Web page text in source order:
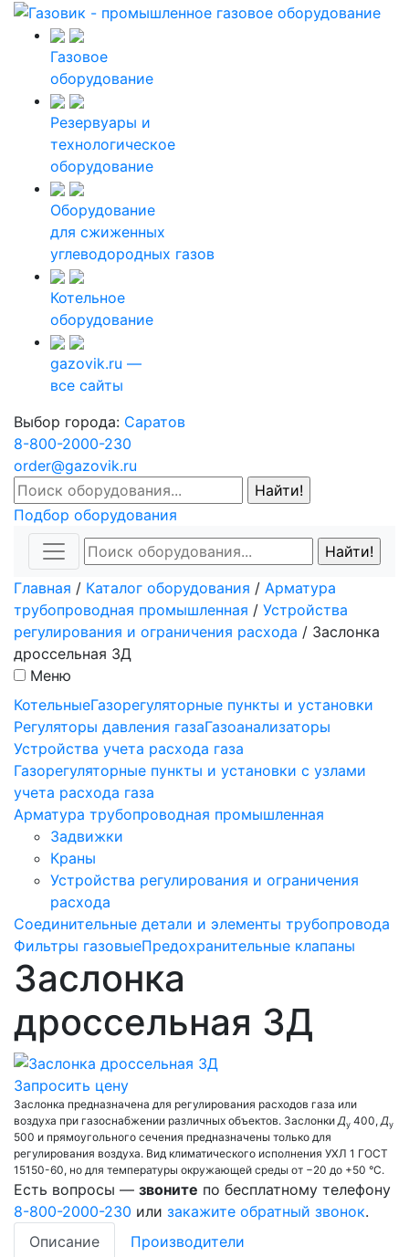
Газовое
оборудование
Резервуары и
технологическое
оборудование
Оборудование
для сжиженных
углеводородных газов
Котельное
оборудование
gazovik.ru —
все сайты
Выбор города: Саратов
8-800-2000-230
order@gazovik.ru
Подбор оборудования
Главная / Каталог оборудования / Арматура
трубопроводная промышленная / Устройства
регулирования и ограничения расхода / Заслонка
дроссельная ЗД
Меню
КотельныеГазорегуляторные пункты и установки
Регуляторы давления газаГазоанализаторы
Устройства учета расхода газа
Газорегуляторные пункты и установки с узлами
учета расхода газа
Арматура трубопроводная промышленная
Задвижки
Краны
Устройства регулирования и ограничения
расхода
Соединительные детали и элементы трубопровода
Фильтры газовыеПредохранительные клапаны
Заслонка
дроссельная ЗД
Запросить цену
Заслонка предназначена для регулирования расходов газа или
воздуха при газоснабжении различных объектов. ЗаслонкиДу 400,Ду
500 и прямоугольного сечения предназначены только для
регулирования воздуха. Вид климатического исполнения УХЛ 1 ГОСТ
15150-60, но для температуры окружающей среды от −20 до +50 °С.
Есть вопросы — звоните по бесплатному телефону
8-800-2000-230 или закажите обратный звонок.
Описание
Производители